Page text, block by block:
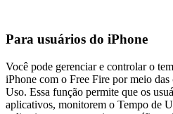
Para usuários do iPhone
Você pode gerenciar e controlar o
iPhone com o Free Fire por meio
Uso. Essa função permite que os
aplicativos, monitorem o Tempo de